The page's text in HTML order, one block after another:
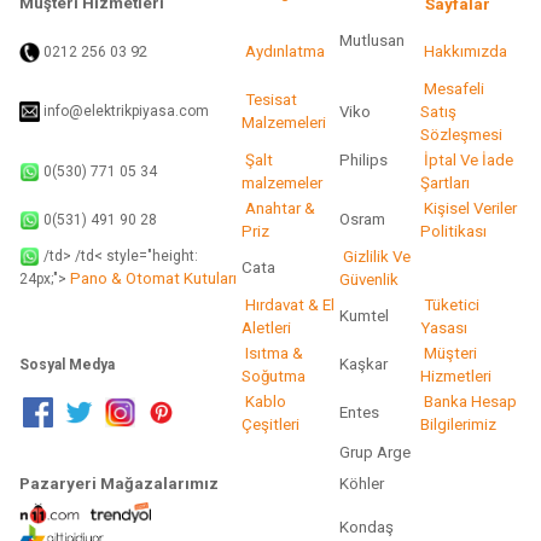
Sayfalar
0212 256 03 92 Aydınlatma
Mutlusan
Hakkımızda
info@elektrikpiyasa.com
Tesisat
Malzemeleri
Viko
Mesafeli
Satış
Sözleşmesi
0(530) 771 05 34
Şalt
malzemeler
Philips
İptal Ve İade
Şartları
0(531) 491 90 28
Anahtar &
Priz
Osram
Kişisel Veriler
Politikası
/td> /td< style="height:
24px;"> Pano & Otomat Kutuları
Cata
Gizlilik Ve
Güvenlik
Hırdavat & El
Aletleri
Kumtel
Tüketici
Yasası
Sosyal Medya
Isıtma &
Soğutma
Kaşkar
Müşteri
Hizmetleri
Kablo
Çeşitleri
Entes
Banka Hesap
Bilgilerimiz
Grup Arge
Pazaryeri Mağazalarımız
Köhler
Kondaş